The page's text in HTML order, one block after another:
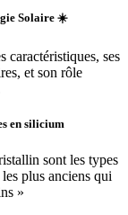
Solaire ☀️
ses
et son rôle
en silicium
sont les types
plus anciens qui
»